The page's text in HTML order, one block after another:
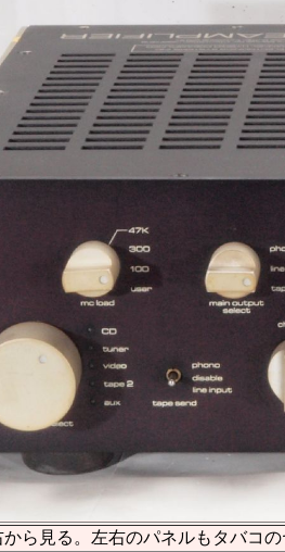
見る。左右のパネルもタバコの